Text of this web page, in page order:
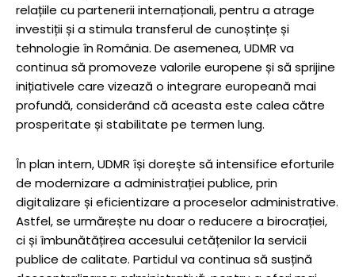
relațiile cu partenerii internaționali, pentru a atrage
investiții și a stimula transferul de cunoștințe și
tehnologie în România. De asemenea, UDMR va
continua să promoveze valorile europene și să sprijine
inițiativele care vizează o integrare europeană mai
profundă, considerând că aceasta este calea către
prosperitate și stabilitate pe termen lung.
În plan intern, UDMR își dorește să intensifice eforturile
de modernizare a administrației publice, prin
digitalizare și eficientizare a proceselor administrative.
Astfel, se urmărește nu doar o reducere a birocrației,
ci și îmbunătățirea accesului cetățenilor la servicii
publice de calitate. Partidul va continua să susțină